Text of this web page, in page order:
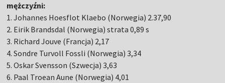
mężczyźni:
1. Johannes Hoesflot Klaebo (Norwegia) 2.37,90
2. Eirik Brandsdal (Norwegia) strata 0,89 s
3. Richard Jouve (Francja) 2,17
4. Sondre Turvoll Fossli (Norwegia) 3,34
5. Oskar Svensson (Szwecja) 3,63
6. Paal Troean Aune (Norwegia) 4,01